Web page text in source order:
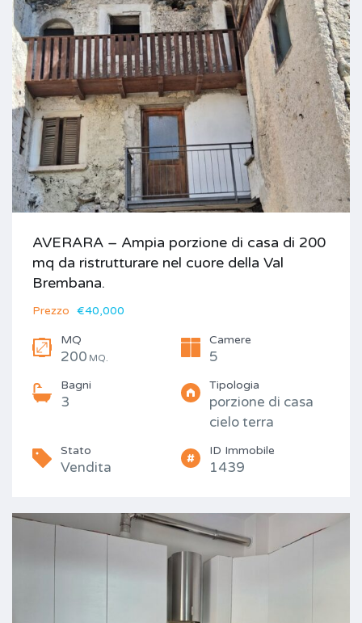
AVERARA – Ampia porzione di casa di 200
mq da ristrutturare nel cuore della Val
Brembana.
Prezzo €40,000
MQ
200 MQ.
Camere
5
Bagni
3
Tipologia
porzione di casa
cielo terra
Stato
Vendita
ID Immobile
1439